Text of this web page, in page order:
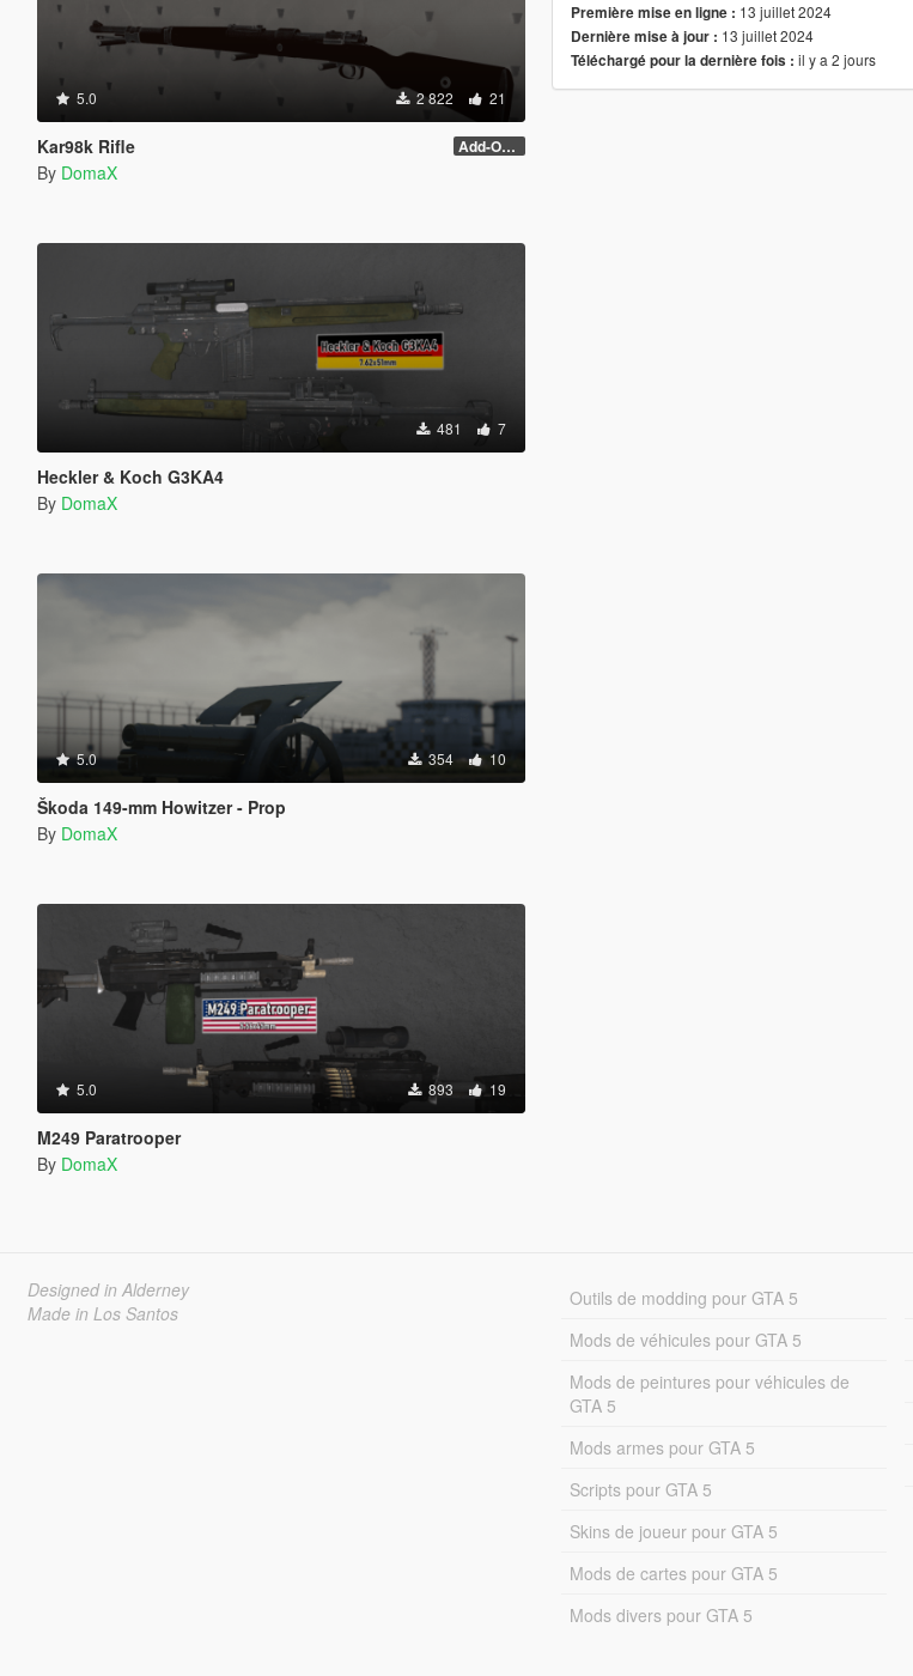
5.0 2 822 21
Kar98k Rifle Add-On and scope
By DomaX
481 7
Heckler & Koch G3KA4
By DomaX
5.0 354 10
Škoda 149-mm Howitzer - Prop
By DomaX
5.0 893 19
M249 Paratrooper
By DomaX
Première mise en ligne : 13 juillet 2024
Dernière mise à jour : 13 juillet 2024
Téléchargé pour la dernière fois : il y a 2 jours
Designed in Alderney
Made in Los Santos
Outils de modding pour GTA 5
Mods de véhicules pour GTA 5
Mods de peintures pour véhicules de
GTA 5
Mods armes pour GTA 5
Scripts pour GTA 5
Skins de joueur pour GTA 5
Mods de cartes pour GTA 5
Mods divers pour GTA 5